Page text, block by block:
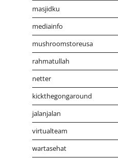
masjidku
mediainfo
mushroomstoreusa
rahmatullah
netter
kickthegongaround
jalanjalan
virtualteam
wartasehat